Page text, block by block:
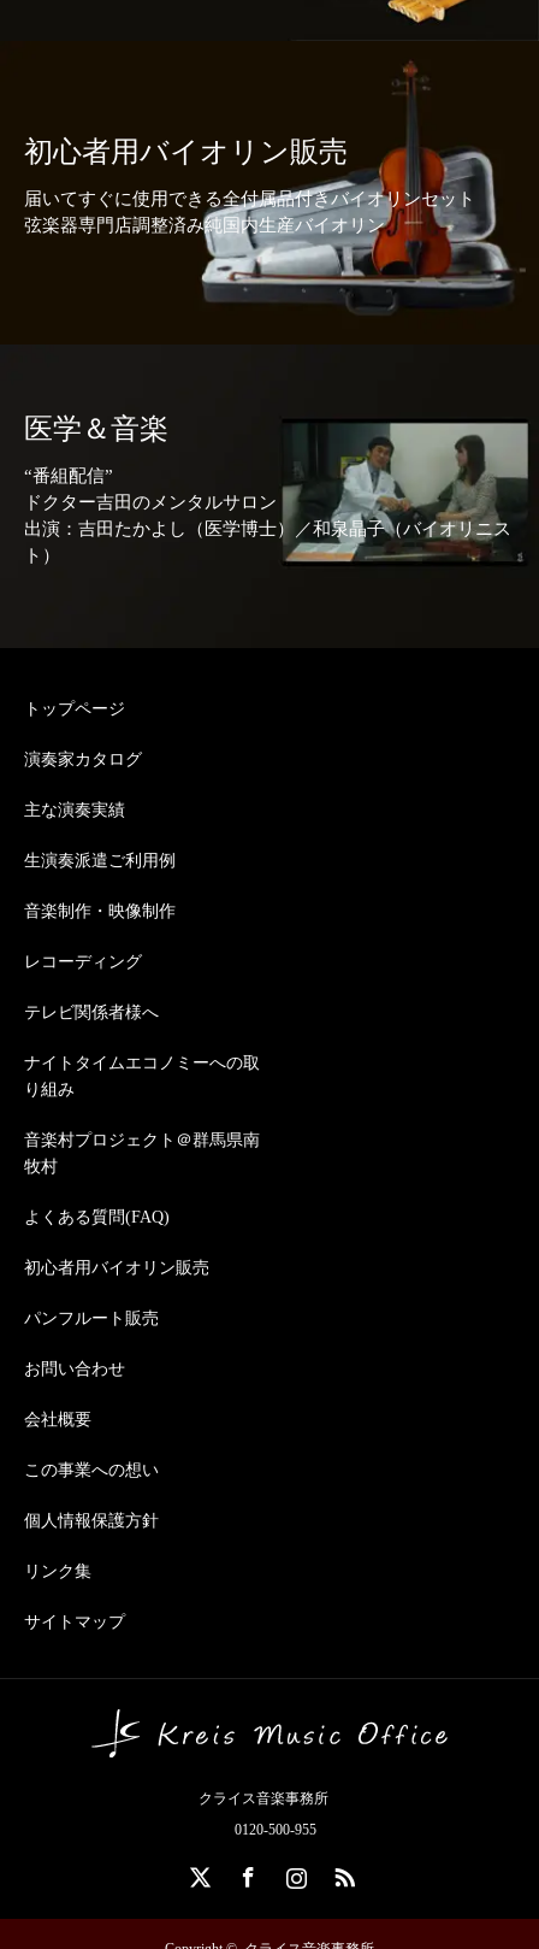
初心者用バイオリン販売
届いてすぐに使用できる全付属品付きバイオリンセット
弦楽器専門店調整済み純国内生産バイオリン
医学＆音楽
“番組配信”
ドクター吉田のメンタルサロン
出演：吉田たかよし（医学博士）／和泉晶子（バイオリニス
ト）
トップページ
演奏家カタログ
主な演奏実績
生演奏派遣ご利用例
音楽制作・映像制作
レコーディング
テレビ関係者様へ
ナイトタイムエコノミーへの取
り組み
音楽村プロジェクト＠群馬県南
牧村
よくある質問(FAQ)
初心者用バイオリン販売
パンフルート販売
お問い合わせ
会社概要
この事業への想い
個人情報保護方針
リンク集
サイトマップ
クライス音楽事務所
0120-500-955
InstagramRSS